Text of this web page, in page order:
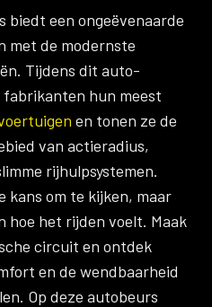
biedt een ongeëvenaarde
met de modernste
Tijdens dit auto-
hun meest
en tonen ze de
van actieradius,
rijhulpsystemen.
kans om te kijken, maar
hoe het rijden voelt. Maak
circuit en ontdek
en de wendbaarheid
Op deze autobeurs